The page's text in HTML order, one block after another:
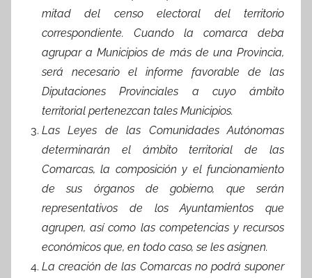
mitad del censo electoral del territorio
correspondiente. Cuando la comarca deba
agrupar a Municipios de más de una Provincia,
será necesario el informe favorable de las
Diputaciones Provinciales a cuyo ámbito
territorial pertenezcan tales Municipios.
Las Leyes de las Comunidades Autónomas
determinarán el ámbito territorial de las
Comarcas, la composición y el funcionamiento
de sus órganos de gobierno, que serán
representativos de los Ayuntamientos que
agrupen, así como las competencias y recursos
económicos que, en todo caso, se les asignen.
La creación de las Comarcas no podrá suponer